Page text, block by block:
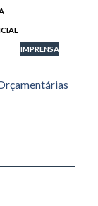
IMPRENSA